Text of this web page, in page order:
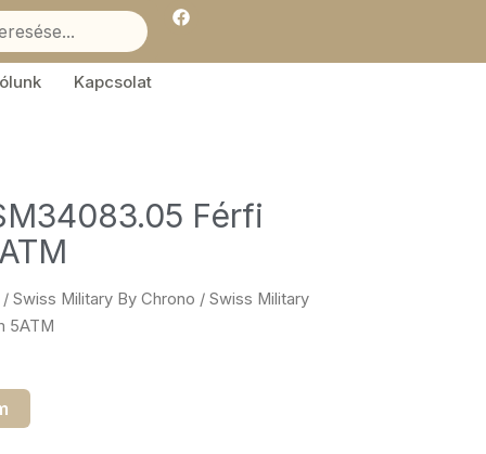
F
a
e
Kapcsolat
Férfi
/ Swiss Military By Chrono / Swiss Military
5ATM